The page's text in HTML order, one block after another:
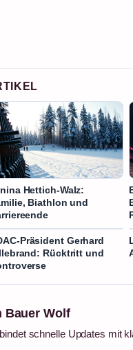
Hettich-Walz:
Biathlon und
Präsident Gerhard
Rücktritt und
Bauer Wolf
schnelle Updates mit